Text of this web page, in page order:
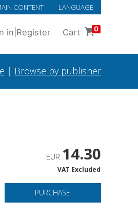
CONTENT LANGUAGE
in Register Cart 0
| Browse by publisher
EUR 14.30
VAT Excluded
PURCHASE